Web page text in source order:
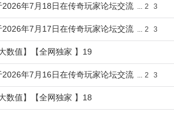
年7月18日在传奇玩家论坛交流 ... 2 3
年7月17日在传奇玩家论坛交流 ... 2 3
数值】【全网独家 】19
年7月16日在传奇玩家论坛交流 ... 2 3
数值】【全网独家 】18